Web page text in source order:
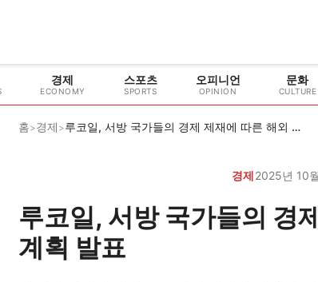
경제
ECONOMY
스포츠
SPORTS
오피니언
OPINION
문화
CULTURE
홈>경제 > 루코일, 서방 국가들의 경제 제재에 따른 해외 자산 매각 계획 발표
경제2025년 10
루코일, 서방 국가들의 경
계획 발표